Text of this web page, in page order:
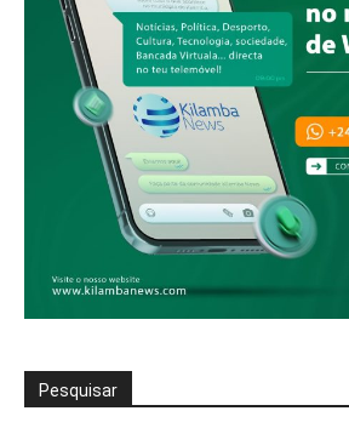
Pesquisar